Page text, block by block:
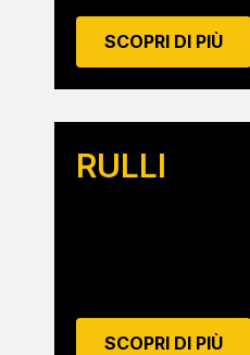
SCOPRI DI PIÙ
RULLI
SCOPRI DI PIÙ